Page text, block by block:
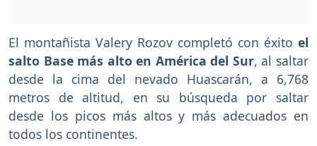
El montañista Valery Rozov completó con éxito el
salto Base más alto en América del Sur, al saltar
desde la cima del nevado Huascarán, a 6,768
metros de altitud, en su búsqueda por saltar
desde los picos más altos y más adecuados en
todos los continentes.